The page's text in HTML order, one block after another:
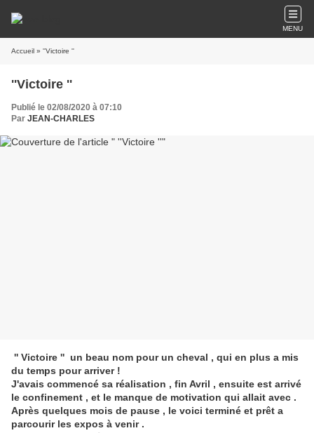
MENU
Accueil » ''Victoire ''
''Victoire ''
Publié le 02/08/2020 à 07:10
Par JEAN-CHARLES
'' Victoire '' un beau nom pour un cheval , qui en plus a mis
du temps pour arriver !
J'avais commencé sa réalisation , fin Avril , ensuite est arrivé
le confinement , et le manque de motivation qui allait avec .
Après quelques mois de pause , le voici terminé et prêt a
parcourir les expos à venir .